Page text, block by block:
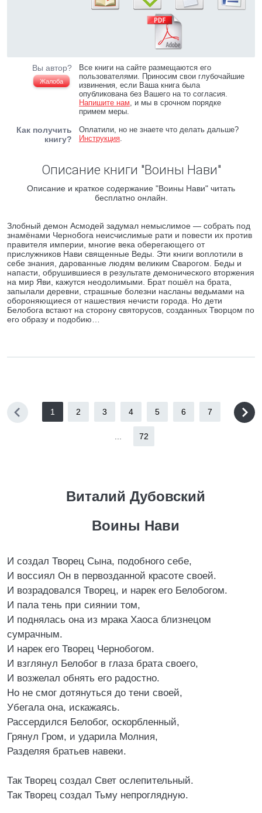
Вы автор?
Жалоба
Все книги на сайте размещаются его
пользователями. Приносим свои глубочайшие
извинения, если Ваша книга была
опубликована без Вашего на то согласия.
Напишите нам, и мы в срочном порядке
примем меры.
Как получить
книгу?
Оплатили, но не знаете что делать дальше?
Инструкция.
Описание книги "Воины Нави"
Описание и краткое содержание "Воины Нави" читать
бесплатно онлайн.
Злобный демон Асмодей задумал немыслимое — собрать под
знамёнами Чернобога неисчислимые рати и повести их против
правителя империи, многие века оберегающего от
прислужников Нави священные Веды. Эти книги воплотили в
себе знания, дарованные людям великим Сварогом. Беды и
напасти, обрушившиеся в результате демонического вторжения
на мир Яви, кажутся неодолимыми. Брат пошёл на брата,
запылали деревни, страшные болезни насланы ведьмами на
обороняющиеся от нашествия нечисти города. Но дети
Белобога встают на сторону святорусов, созданных Творцом по
его образу и подобию…
1 2 3 4 5 6 7
72
Виталий Дубовский
Воины Нави
И создал Творец Сына, подобного себе,
И воссиял Он в первозданной красоте своей.
И возрадовался Творец, и нарек его Белобогом.
И пала тень при сиянии том,
И поднялась она из мрака Хаоса близнецом
сумрачным.
И нарек его Творец Чернобогом.
И взглянул Белобог в глаза брата своего,
И возжелал обнять его радостно.
Но не смог дотянуться до тени своей,
Убегала она, искажаясь.
Рассердился Белобог, оскорбленный,
Грянул Гром, и ударила Молния,
Разделяя братьев навеки.
Так Творец создал Свет ослепительный.
Так Творец создал Тьму непроглядную.